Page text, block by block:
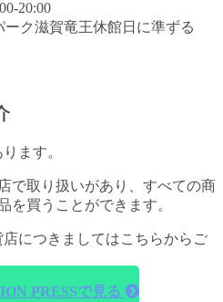
20:00
ク滋賀竜王休館日に準ずる
ます。
で取り扱いがあり、すべての商
を買うことができます。
につきましてはこちらからご
PRESSで見る